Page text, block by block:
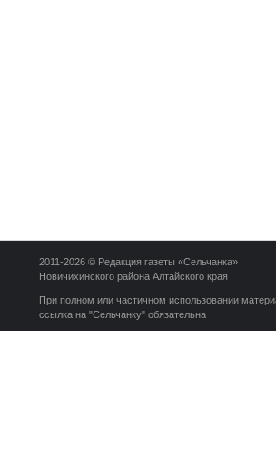
2011-2026 © Редакция газеты «Сельчанка»
Новичихинского района Алтайского края
При полном или частичном использовании
ссылка на "Сельчанку" обязательна